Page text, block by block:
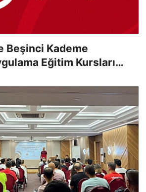
Beşinci Kademe
Eğitim Kursları